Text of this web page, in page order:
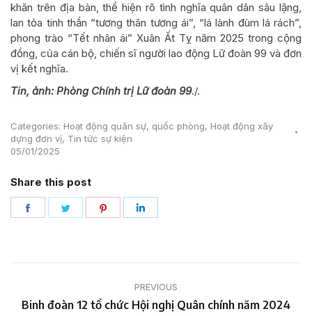
khăn trên địa bàn, thể hiện rõ tình nghĩa quân dân sâu lặng,
lan tỏa tinh thần “tương thân tương ái”, “lá lành đùm lá rách”,
phong trào “Tết nhân ái” Xuân Ất Tỵ năm 2025 trong cộng
đồng, của cán bộ, chiến sĩ người lao động Lữ đoàn 99 và đơn
vị kết nghĩa.
Tin, ảnh: Phòng Chính trị Lữ đoàn 99./.
Categories: Hoạt động quân sự, quốc phòng, Hoạt động xây
dựng đơn vị, Tin tức sự kiện
05/01/2025
Share this post
Share
Share
Share
navigation
PREVIOUS
Previous
Binh đoàn 12 tổ chức Hội nghị Quân chính năm 2024